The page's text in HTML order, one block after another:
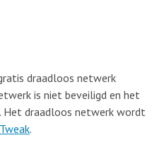
draadloos netwerk
is niet beveiligd en het
Het draadloos netwerk wordt
Tweak.